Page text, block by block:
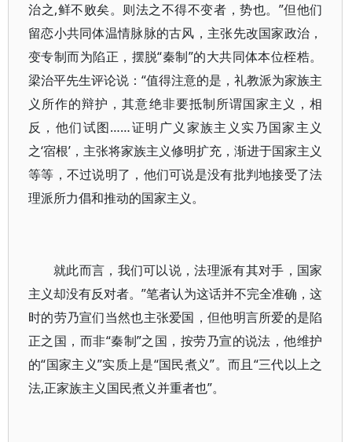
治之,鲜不败矣。则法之不得不变者，势也。”但他们
留恋小共同体温情脉脉的古风，主张先改国家政治，
变专制而为陷正，摆脱“秦制”的大共同体本位桎梏。
梁治平先生评论说：“值得注意的是，礼教派为家族主
义所作的辩护，其意绝非要抵制所谓国家主义，相
反，他们试图……证明广义家族主义实乃国家主义
之‘宿根’，主张将家族主义修明扩充，渐进于国家主义
等等，不过说明了，他们可说是没有批判地接受了法
理派所力倡和推动的国家主义。
就此而言，我们可以说，法理派有其对手，国家
主义却没有反对者。”笔者认为这话并不完全准确，这
时的劳乃宣们当然也主张爱国，但他明言所爱的是陷
正之国，而非“秦制”之国，按劳乃宣的说法，他维护
的“国家主义”实质上是“国民煮义”。而且“三代以上之
法,正家族主义国民煮义并重者也”。